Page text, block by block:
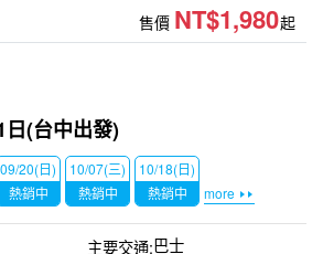
售價 NT$1,980起
日(台中出發)
09/20(日)
熱銷中
10/07(三)
熱銷中
10/18(日)
熱銷中
more
巴士